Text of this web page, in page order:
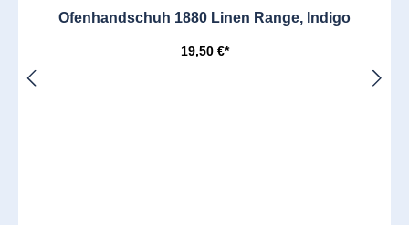
Ofenhandschuh 1880 Linen Range, Indigo
19,50 €*